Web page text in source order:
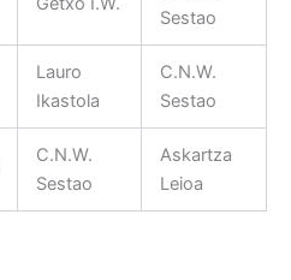
Sestao
Lauro
Ikastola
C.N.W.
Sestao
C.N.W.
Sestao
Askartza
Leioa